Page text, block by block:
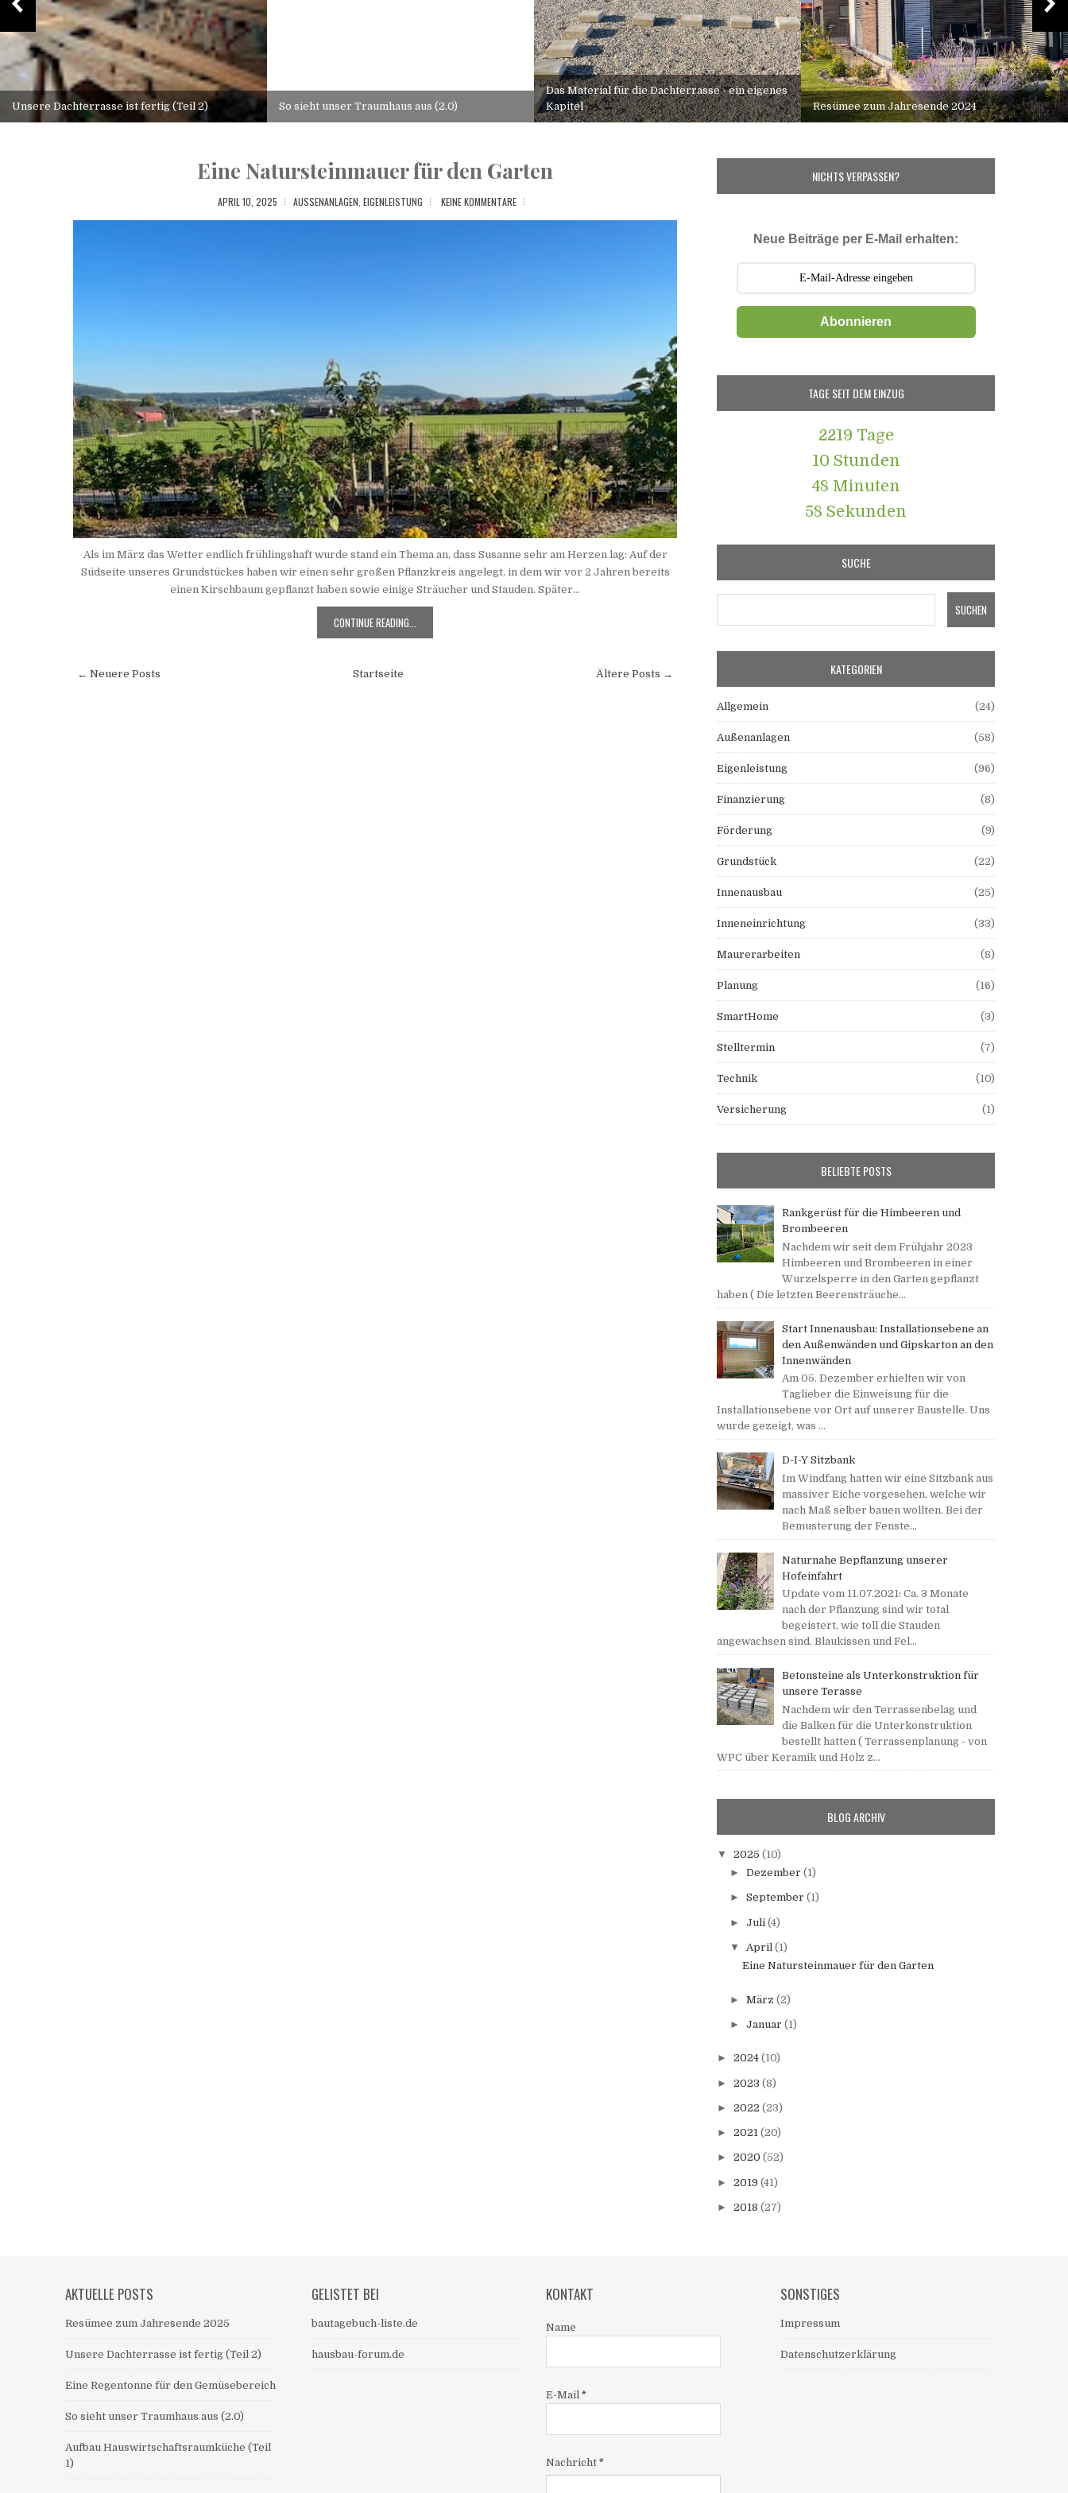
Unsere Dachterrasse ist fertig (Teil 2) So sieht unser Traumhaus aus (2.0)
Das Material für die Dachterrasse - ein eigenes
Kapitel
Resümee zum Jahresende 2024
Eine Natursteinmauer für den Garten
APRIL 10, 2025 AUSSENANLAGEN EIGENLEISTUNG KEINE KOMMENTARE
Als im März das Wetter endlich frühlingshaft wurde stand ein Thema an, dass Susanne sehr am Herzen lag: Auf der
Südseite unseres Grundstückes haben wir einen sehr großen Pflanzkreis angelegt, in dem wir vor 2 Jahren bereits
einen Kirschbaum gepflanzt haben sowie einige Sträucher und Stauden. Später...
CONTINUE READING...
← Neuere Posts Ältere Posts →
Startseite
NICHTS VERPASSEN?
Neue Beiträge per E-Mail erhalten:
Abonnieren
TAGE SEIT DEM EINZUG
2219 Tage
10 Stunden
48 Minuten
59 Sekunden
SUCHE
KATEGORIEN
Allgemein (24)
Außenanlagen (58)
Eigenleistung (96)
Finanzierung (8)
Förderung (9)
Grundstück (22)
Innenausbau (25)
Inneneinrichtung (33)
Maurerarbeiten (8)
Planung (16)
SmartHome (3)
Stelltermin (7)
Technik (10)
Versicherung (1)
BELIEBTE POSTS
Rankgerüst für die Himbeeren und
Brombeeren
Nachdem wir seit dem Frühjahr 2023
Himbeeren und Brombeeren in einer
Wurzelsperre in den Garten gepflanzt
haben ( Die letzten Beerensträuche...
Start Innenausbau: Installationsebene an
den Außenwänden und Gipskarton an den
Innenwänden
Am 05. Dezember erhielten wir von
Taglieber die Einweisung für die
Installationsebene vor Ort auf unserer Baustelle. Uns
wurde gezeigt, was ...
D-I-Y Sitzbank
Im Windfang hatten wir eine Sitzbank aus
massiver Eiche vorgesehen, welche wir
nach Maß selber bauen wollten. Bei der
Bemusterung der Fenste...
Naturnahe Bepflanzung unserer
Hofeinfahrt
Update vom 11.07.2021: Ca. 3 Monate
nach der Pflanzung sind wir total
begeistert, wie toll die Stauden
angewachsen sind. Blaukissen und Fel...
Betonsteine als Unterkonstruktion für
unsere Terasse
Nachdem wir den Terrassenbelag und
die Balken für die Unterkonstruktion
bestellt hatten ( Terrassenplanung - von
WPC über Keramik und Holz z...
BLOG ARCHIV
▼ 2025 (10)
► Dezember (1)
► September (1)
► Juli (4)
▼ April (1)
Eine Natursteinmauer für den Garten
► März (2)
► Januar (1)
► 2024 (10)
► 2023 (8)
► 2022 (23)
► 2021 (20)
► 2020 (52)
► 2019 (41)
► 2018 (27)
AKTUELLE POSTS
Resümee zum Jahresende 2025
Unsere Dachterrasse ist fertig (Teil 2)
Eine Regentonne für den Gemüsebereich
So sieht unser Traumhaus aus (2.0)
Aufbau Hauswirtschaftsraumküche (Teil
1)
GELISTET BEI
bautagebuch-liste.de
hausbau-forum.de
KONTAKT
Name
E-Mail *
Nachricht *
SONSTIGES
Impressum
Datenschutzerklärung